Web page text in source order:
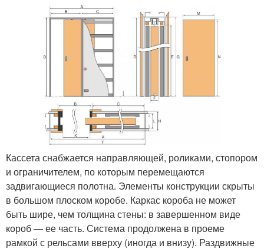
Кассета снабжается направляющей, роликами, стопором
и ограничителем, по которым перемещаются
задвигающиеся полотна. Элементы конструкции скрыты
в большом плоском коробе. Каркас короба не может
быть шире, чем толщина стены: в завершенном виде
короб — ее часть. Система продолжена в проеме
рамкой с рельсами вверху (иногда и внизу). Раздвижные